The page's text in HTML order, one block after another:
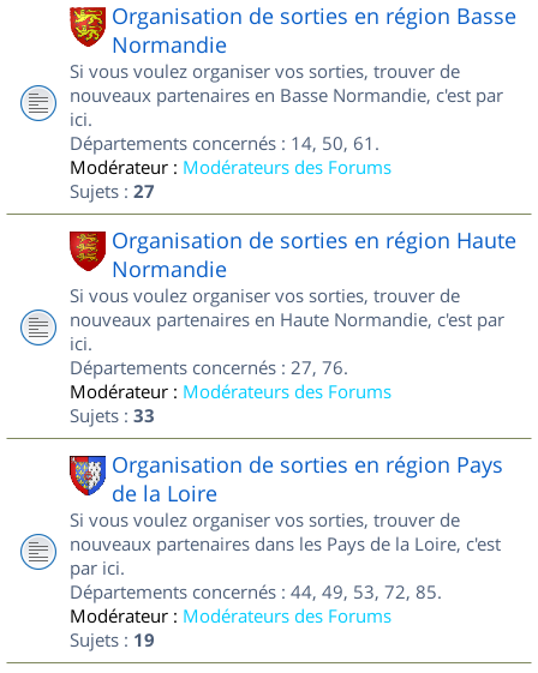
Organisation de sorties en région Basse
Normandie
Si vous voulez organiser vos sorties, trouver de
nouveaux partenaires en Basse Normandie, c'est par
ici.
Départements concernés : 14, 50, 61.
Modérateur : Modérateurs des Forums
Sujets : 27
Organisation de sorties en région Haute
Normandie
Si vous voulez organiser vos sorties, trouver de
nouveaux partenaires en Haute Normandie, c'est par
ici.
Départements concernés : 27, 76.
Modérateur : Modérateurs des Forums
Sujets : 33
Organisation de sorties en région Pays
de la Loire
Si vous voulez organiser vos sorties, trouver de
nouveaux partenaires dans les Pays de la Loire, c'est
par ici.
Départements concernés : 44, 49, 53, 72, 85.
Modérateur : Modérateurs des Forums
Sujets : 19